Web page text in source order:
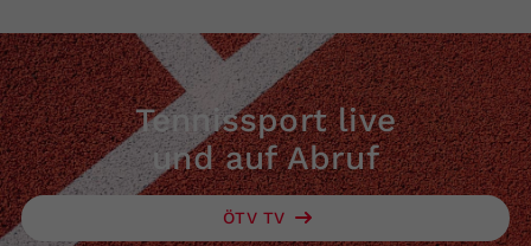
Tennissport live
und auf Abruf
ÖTV TV